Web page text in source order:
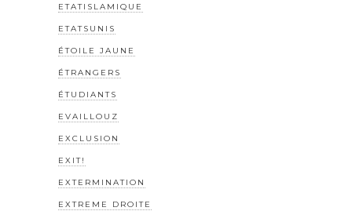
ETATISLAMIQUE
ETATSUNIS
ÉTOILE JAUNE
ÉTRANGERS
ÉTUDIANTS
EVAILLOUZ
EXCLUSION
EXIT!
EXTERMINATION
EXTREME DROITE